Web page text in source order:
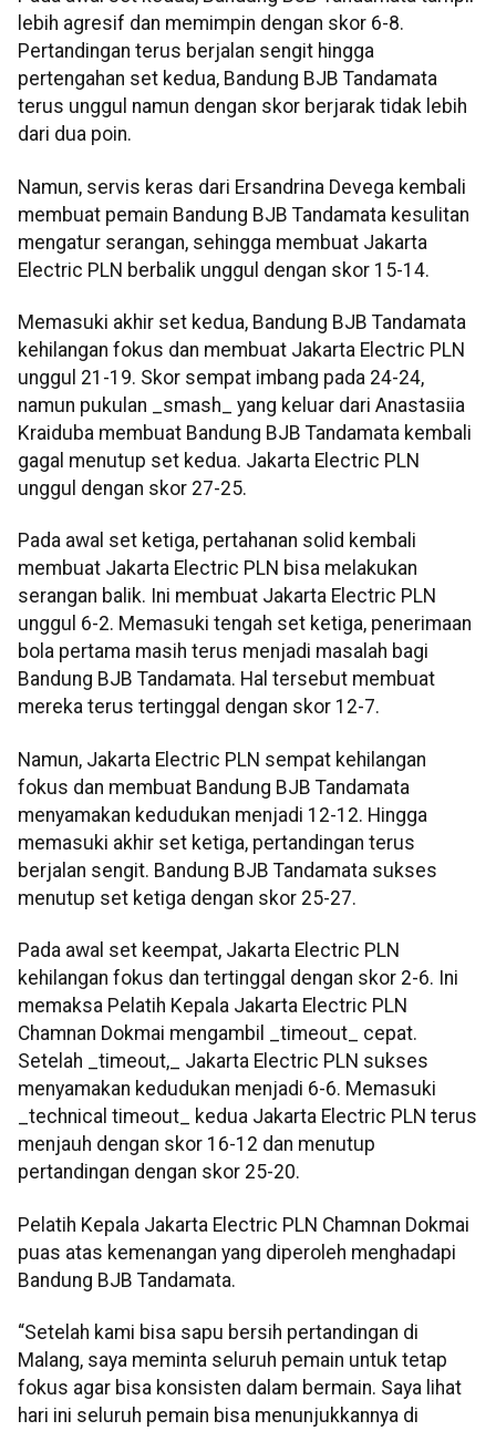
lebih agresif dan memimpin dengan skor 6-8.
Pertandingan terus berjalan sengit hingga
pertengahan set kedua, Bandung BJB Tandamata
terus unggul namun dengan skor berjarak tidak lebih
dari dua poin.
Namun, servis keras dari Ersandrina Devega kembali
membuat pemain Bandung BJB Tandamata kesulitan
mengatur serangan, sehingga membuat Jakarta
Electric PLN berbalik unggul dengan skor 15-14.
Memasuki akhir set kedua, Bandung BJB Tandamata
kehilangan fokus dan membuat Jakarta Electric PLN
unggul 21-19. Skor sempat imbang pada 24-24,
namun pukulan _smash_ yang keluar dari Anastasiia
Kraiduba membuat Bandung BJB Tandamata kembali
gagal menutup set kedua. Jakarta Electric PLN
unggul dengan skor 27-25.
Pada awal set ketiga, pertahanan solid kembali
membuat Jakarta Electric PLN bisa melakukan
serangan balik. Ini membuat Jakarta Electric PLN
unggul 6-2. Memasuki tengah set ketiga, penerimaan
bola pertama masih terus menjadi masalah bagi
Bandung BJB Tandamata. Hal tersebut membuat
mereka terus tertinggal dengan skor 12-7.
Namun, Jakarta Electric PLN sempat kehilangan
fokus dan membuat Bandung BJB Tandamata
menyamakan kedudukan menjadi 12-12. Hingga
memasuki akhir set ketiga, pertandingan terus
berjalan sengit. Bandung BJB Tandamata sukses
menutup set ketiga dengan skor 25-27.
Pada awal set keempat, Jakarta Electric PLN
kehilangan fokus dan tertinggal dengan skor 2-6. Ini
memaksa Pelatih Kepala Jakarta Electric PLN
Chamnan Dokmai mengambil _timeout_ cepat.
Setelah _timeout,_ Jakarta Electric PLN sukses
menyamakan kedudukan menjadi 6-6. Memasuki
_technical timeout_ kedua Jakarta Electric PLN terus
menjauh dengan skor 16-12 dan menutup
pertandingan dengan skor 25-20.
Pelatih Kepala Jakarta Electric PLN Chamnan Dokmai
puas atas kemenangan yang diperoleh menghadapi
Bandung BJB Tandamata.
“Setelah kami bisa sapu bersih pertandingan di
Malang, saya meminta seluruh pemain untuk tetap
fokus agar bisa konsisten dalam bermain. Saya lihat
hari ini seluruh pemain bisa menunjukkannya di